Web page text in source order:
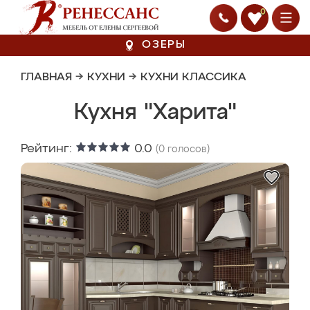
0
ОЗЕРЫ
ГЛАВНАЯ → КУХНИ → КУХНИ КЛАССИКА
Кухня "Харита"
Рейтинг: 0.0 (0 голосов)